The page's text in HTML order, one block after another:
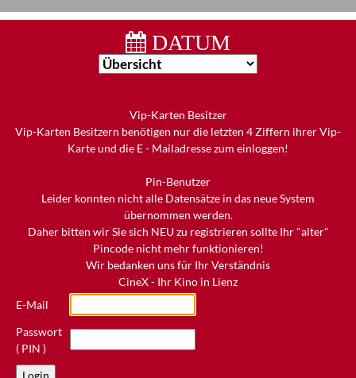
DATUM
Vip-Karten Besitzer
Vip-Karten Besitzern benötigen nur die letzten 4 Ziffern ihrer Vip-
Karte und die E - Mailadresse zum einloggen!
Pin-Benutzer
Leider konnten nicht alle Datensätze in das neue System
übernommen werden.
Daher bitten wir Sie sich NEU zu registrieren sollte Ihr "alter"
Pincode nicht mehr funktionieren!
Wir bedanken uns für Ihr Verständnis
CineX - Ihr Kino in Lienz
E-Mail
Passwort
( PIN )